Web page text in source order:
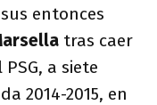
entonces
tras caer
a siete
2014-2015, en